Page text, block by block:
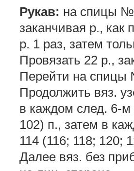
Рукав: на спицы №
заканчивая р., как
р. 1 раз, затем
Провязать 22 р.,
Перейти на спицы
Продолжить вяз.
в каждом след. 6-м
102) п., затем в
114 (116; 118; 120;
Далее вяз. без